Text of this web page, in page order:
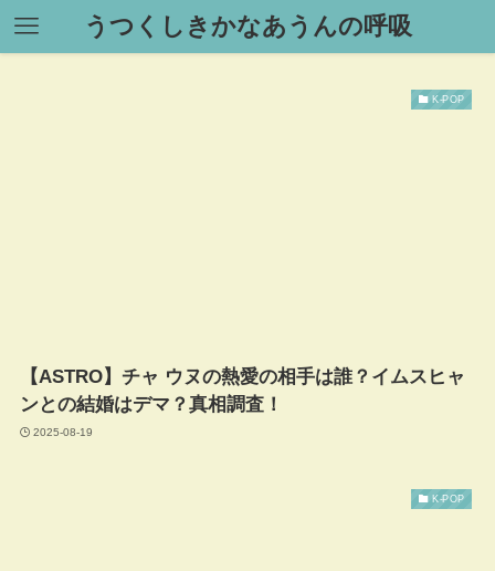
うつくしきかなあうんの呼吸
K-POP
【ASTRO】チャ ウヌの熱愛の相手は誰？イムスヒャ
ンとの結婚はデマ？真相調査！
2025-08-19
K-POP